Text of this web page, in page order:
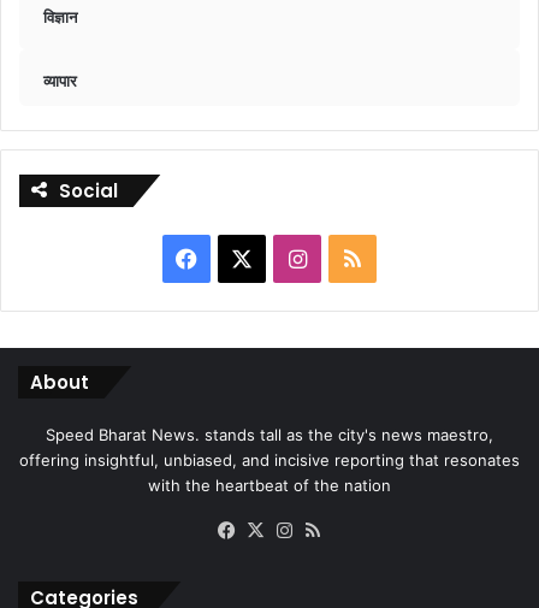
विज्ञान
व्यापार
Social
Facebook Instagram
RSS
About
Speed Bharat News. stands tall as the city's news maestro,
offering insightful, unbiased, and incisive reporting that resonates
with the heartbeat of the nation
Facebook
X Instagram
Categories